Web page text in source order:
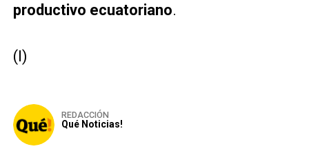
productivo ecuatoriano.
(I)
REDACCIÓN
Qué Noticias!